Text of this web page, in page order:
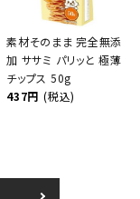
素材そのまま 完全無添
加 ササミ パリッと 極薄
チップス 50g
437円 (税込)